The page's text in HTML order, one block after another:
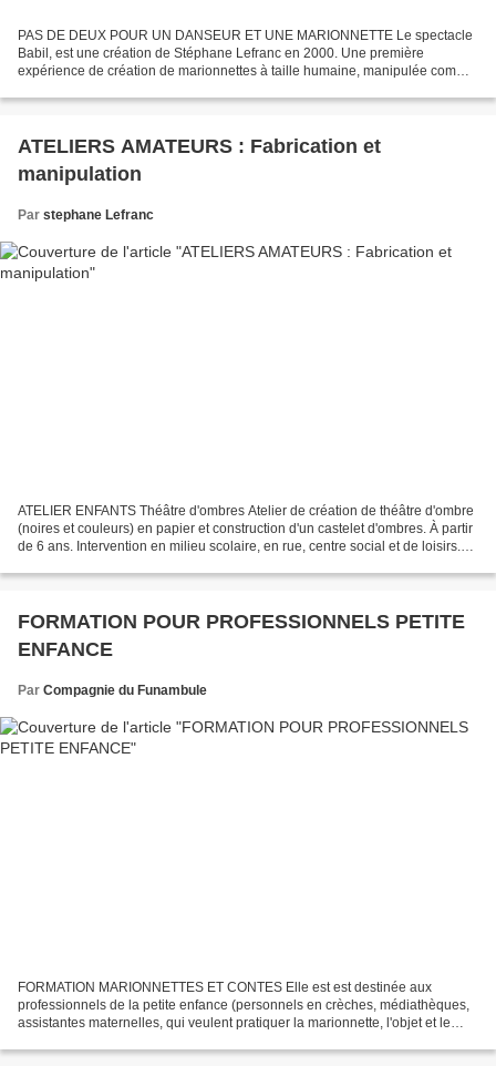
PAS DE DEUX POUR UN DANSEUR ET UNE MARIONNETTE Le spectacle
Babil, est une création de Stéphane Lefranc en 2000. Une première
expérience de création de marionnettes à taille humaine, manipulée comme
ATELIERS AMATEURS : Fabrication et
manipulation
Par stephane Lefranc
ATELIER ENFANTS Théâtre d'ombres Atelier de création de théâtre d'ombre
(noires et couleurs) en papier et construction d'un castelet d'ombres. À partir
de 6 ans. Intervention en milieu scolaire, en rue, centre social et de loisirs.
FORMATION POUR PROFESSIONNELS PETITE
ENFANCE
Par Compagnie du Funambule
FORMATION MARIONNETTES ET CONTES Elle est est destinée aux
professionnels de la petite enfance (personnels en crèches, médiathèques,
assistantes maternelles, qui veulent pratiquer la marionnette, l'objet et le